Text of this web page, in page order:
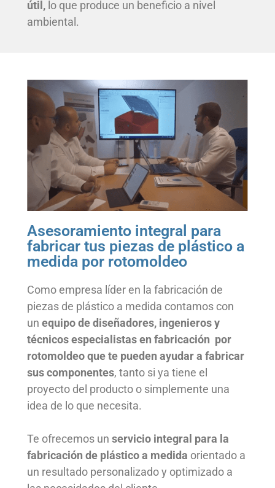
útil, lo que produce un beneficio a nivel
ambiental.
Asesoramiento integral para
fabricar tus piezas de plástico a
medida por rotomoldeo
Como empresa líder en la fabricación de
piezas de plástico a medida contamos con
un equipo de diseñadores, ingenieros y
técnicos especialistas en fabricación por
rotomoldeo que te pueden ayudar a fabricar
sus componentes, tanto si ya tiene el
proyecto del producto o simplemente una
idea de lo que necesita.
Te ofrecemos un servicio integral para la
fabricación de plástico a medida orientado a
un resultado personalizado y optimizado a